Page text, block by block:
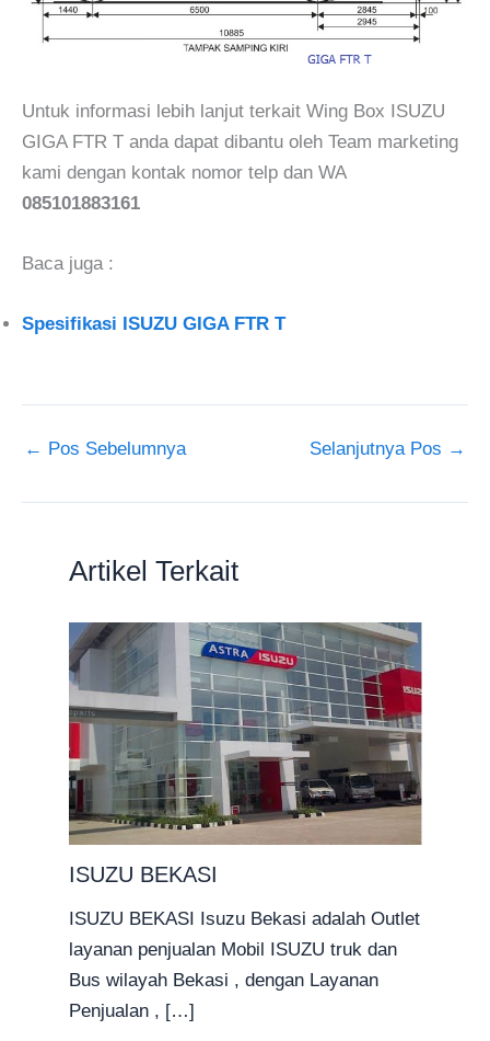
Untuk informasi lebih lanjut terkait Wing Box ISUZU
GIGA FTR T anda dapat dibantu oleh Team marketing
kami dengan kontak nomor telp dan WA
085101883161
Baca juga :
Spesifikasi ISUZU GIGA FTR T
← Pos Sebelumnya Selanjutnya Pos →
Artikel Terkait
ISUZU BEKASI
ISUZU BEKASI Isuzu Bekasi adalah Outlet
layanan penjualan Mobil ISUZU truk dan
Bus wilayah Bekasi , dengan Layanan
Penjualan , […]